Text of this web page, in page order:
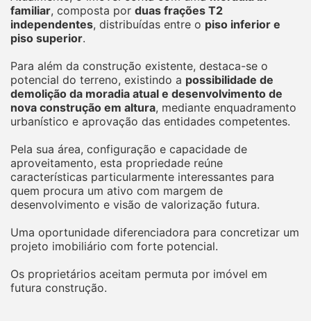
familiar, composta por duas frações T2
independentes, distribuídas entre o piso inferior e
piso superior.
Para além da construção existente, destaca-se o
potencial do terreno, existindo a possibilidade de
demolição da moradia atual e desenvolvimento de
nova construção em altura, mediante enquadramento
urbanístico e aprovação das entidades competentes.
Pela sua área, configuração e capacidade de
aproveitamento, esta propriedade reúne
características particularmente interessantes para
quem procura um ativo com margem de
desenvolvimento e visão de valorização futura.
Uma oportunidade diferenciadora para concretizar um
projeto imobiliário com forte potencial.
​​​​​​​Os proprietários aceitam permuta por imóvel em
futura construção.